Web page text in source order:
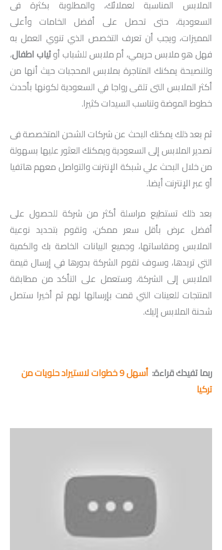
الملابس المناسبة لعملائك، والمطلوبة بكثرة فى
السعودية، حتى تحصل على أفضل الخامات وأعلى
المميزات، ويجب أن تعرف التخصص الذي تنوي العمل به
فهل هو ملابس حريمي، أم ملابس للشباب أوثياب اطفال،
وللنصيحة يمكنك المتاجرة بملابس المحجبات حيث أنها من
أكثر الملابس التى تلقى رواجا في السعودية لكونها بأحدث
خطوط الموضة وتناسب السيدات كثيرا.
ثم بعد ذلك يمكنك البحث عن شركات الشحن المتخصصة فى
تصدير الملابس إلى السعودية ويمكنك العثور عليها بسهولة
من خلال البحث علي شبكة الإنترنت والتواصل معهم هاتفيا
أو عبر الإنترنت أيضا.
بعد ذلك تستطيع مراسلة أكثر من شركة للحصول على
أفضل عرض بأقل سعر ممكن، وتقوم بتحديد نوعية
الملابس ومقاساتها، وجميع البيانات الخاصة بك والكمية
التي تريدها، وسوف تقوم الشركة بدورها في إرسال قيمة
الملابس إلى الشركة، وستعمل على التأكد من مطابقة
المنتجات للعينات التي قمت بإرسالها لهم ثم أخيرا ستصل
شحنة الملابس إليك.
ربما تفيدك قراءة:
أسهل 9 خطوات لاستيراد حلويات من
تركيا